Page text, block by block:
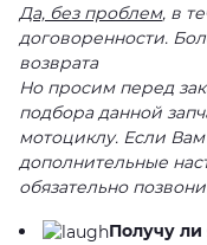
Да, без проблем, в
договоренности.
возврата
Но просим перед
подбора данной
мотоциклу. Если
дополнительные
обязательно
Получу ли